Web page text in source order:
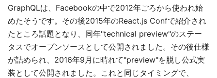
GraphQLは、Facebookの中で2012年ごろから使われ始
めたそうです。その後2015年のReact.js Confで紹介され
たところ話題となり、同年"technical preview"のステー
タスでオープンソースとして公開されました。その後仕様
が詰められ、2016年9月に晴れて"preview"を脱し公式実
装として公開されました。これと同じタイミングで、